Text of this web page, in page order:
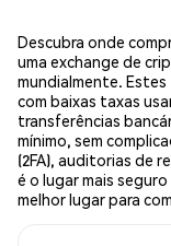
Descubra onde
uma exchange de
mundialmente. Estes
com baixas taxas
transferências
mínimo, sem
(2FA), auditorias de
é o lugar mais
melhor lugar para